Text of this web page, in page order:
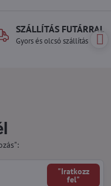
SZÁLLÍTÁS FUTÁRRAL
Gyors és olcsó szállítás
"Iratkozz
fel"